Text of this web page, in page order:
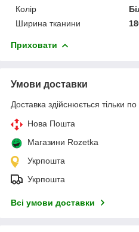
Колір
Ширина тканини
Приховати
Умови доставки
Доставка здійснюється тільки
Нова Пошта
Магазини Rozetka
Укрпошта
Укрпошта
Всі умови доставки